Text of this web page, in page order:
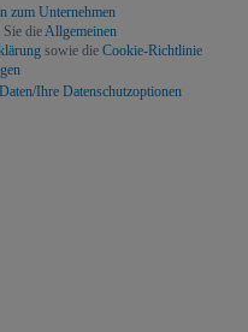
zum Unternehmen
Sie die Allgemeinen
sowie die Cookie-Richtlinie
Ihre Datenschutzoptionen